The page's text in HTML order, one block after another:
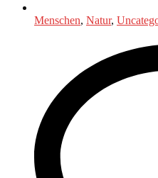
Menschen, Natur,